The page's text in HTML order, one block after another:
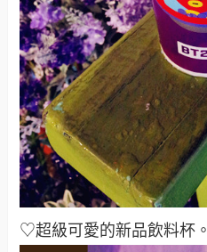
♡超級可愛的新品飲料杯。